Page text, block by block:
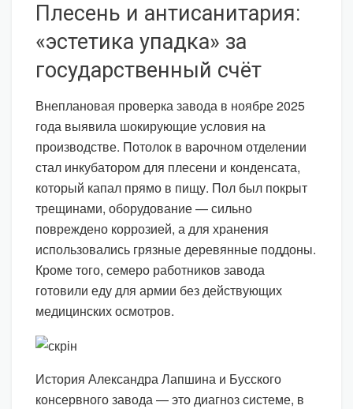
Плесень и антисанитария:
«эстетика упадка» за
государственный счёт
Внеплановая проверка завода в ноябре 2025
года выявила шокирующие условия на
производстве. Потолок в варочном отделении
стал инкубатором для плесени и конденсата,
который капал прямо в пищу. Пол был покрыт
трещинами, оборудование — сильно
повреждено коррозией, а для хранения
использовались грязные деревянные поддоны.
Кроме того, семеро работников завода
готовили еду для армии без действующих
медицинских осмотров.
История Александра Лапшина и Бусского
консервного завода — это диагноз системе, в